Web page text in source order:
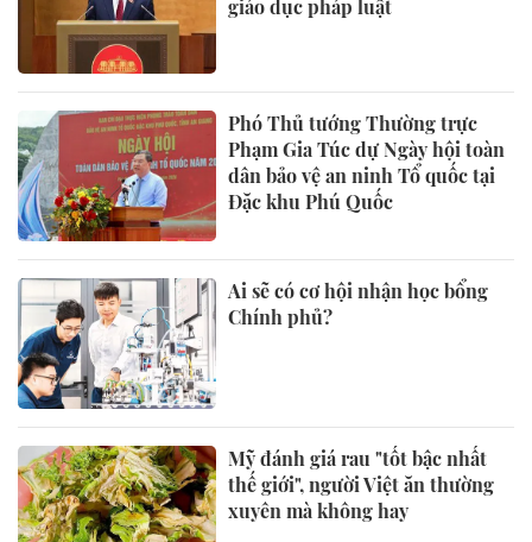
giáo dục pháp luật
Phó Thủ tướng Thường trực
Phạm Gia Túc dự Ngày hội toàn
dân bảo vệ an ninh Tổ quốc tại
Đặc khu Phú Quốc
Ai sẽ có cơ hội nhận học bổng
Chính phủ?
Mỹ đánh giá rau "tốt bậc nhất
thế giới", người Việt ăn thường
xuyên mà không hay